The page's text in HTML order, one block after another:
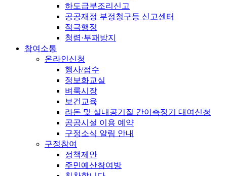
하도급부조리신고
공공재정 부정청구등 신고센터
적극행정
청렴·부패방지
참여소통
온라인신청
행사/접수
정보화교실
벼룩시장
보건교육
라돈 및 실내공기질 간이측정기 대여신청
공공시설 이용 예약
구정소식 알림 안내
구정참여
정책제안
주민예산참여방